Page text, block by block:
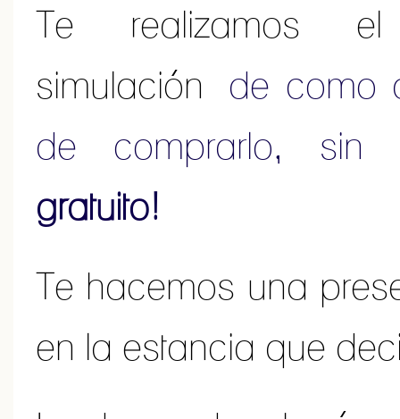
Te realizamos
simulación de como
de comprarlo, sin
gratuito!
Te hacemos una
en la estancia que